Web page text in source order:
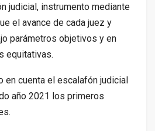
judicial, instrumento mediante
el avance de cada juez y
parámetros objetivos y en
equitativas.
en cuenta el escalafón judicial
año 2021 los primeros